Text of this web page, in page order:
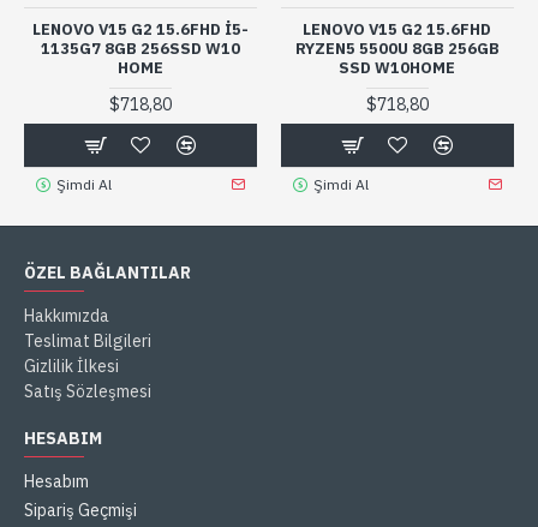
LENOVO V15 G2 15.6FHD I5-
1135G7 8GB 256SSD W10
HOME
$718,80
Şimdi Al
LENOVO V15 G2 15.6FHD
RYZEN5 5500U 8GB 256GB
SSD W10HOME
$718,80
Şimdi Al
ÖZEL BAĞLANTILAR
Hakkımızda
Teslimat Bilgileri
Gizlilik İlkesi
Satış Sözleşmesi
HESABIM
Hesabım
Sipariş Geçmişi